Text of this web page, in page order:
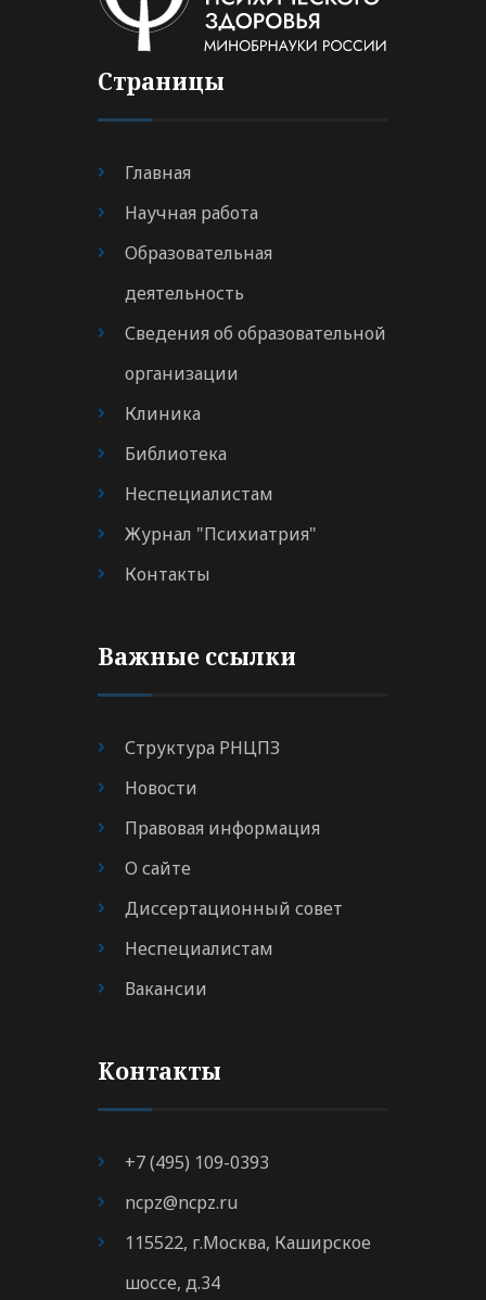
Страницы
Главная
Научная работа
Образовательная
деятельность
Сведения об образовательной
организации
Клиника
Библиотека
Неспециалистам
Журнал "Психиатрия"
Контакты
Важные ссылки
Структура РНЦПЗ
Новости
Правовая информация
О сайте
Диссертационный совет
Неспециалистам
Вакансии
Контакты
+7 (495) 109-0393
ncpz@ncpz.ru
115522, г.Москва, Каширское
шоссе, д.34